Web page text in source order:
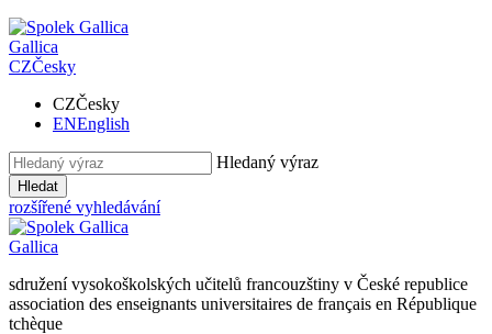
Gallica
CZČesky
CZČesky
ENEnglish
Hledaný výraz
Hledat
rozšířené vyhledávání
Gallica
sdružení vysokoškolských učitelů francouzštiny v České republice
association des enseignants universitaires de français en République
tchèque